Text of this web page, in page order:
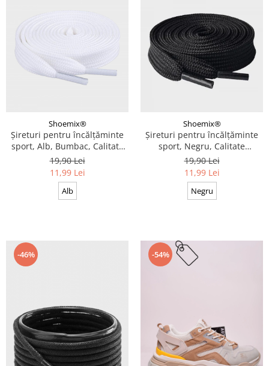
Shoemix®
Șireturi pentru încălțăminte
sport, Alb, Bumbac, Calitate
premium, 100 cm x 0.8 cm
19,90 Lei
11,99 Lei
Alb
Shoemix®
Șireturi pentru încălțăminte
sport, Negru, Calitate
premium, 110 cm x 0.8 cm
19,90 Lei
11,99 Lei
Negru
-46% -54%